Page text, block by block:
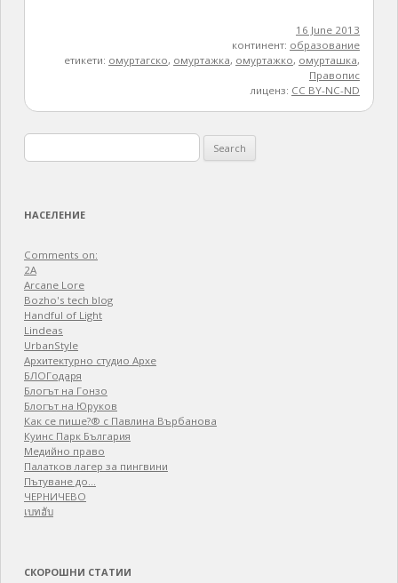
16 June 2013
континент: образование
етикети: омуртагско, омуртажка, омуртажко, омурташка,
Правопис
лиценз: CC BY-NC-ND
for:
НАСЕЛЕНИЕ
Comments on:
2A
Arcane Lore
Bozho's tech blog
Handful of Light
Lindeas
UrbanStyle
Архитектурно студио Архе
БЛОГодаря
Блогът на Гонзо
Блогът на Юруков
Как се пише?® с Павлина Върбанова
Куинс Парк България
Медийно право
Палатков лагер зa пингвини
Пътуване до…
ЧЕРНИЧЕВО
เบทฮับ
СКОРОШНИ СТАТИИ